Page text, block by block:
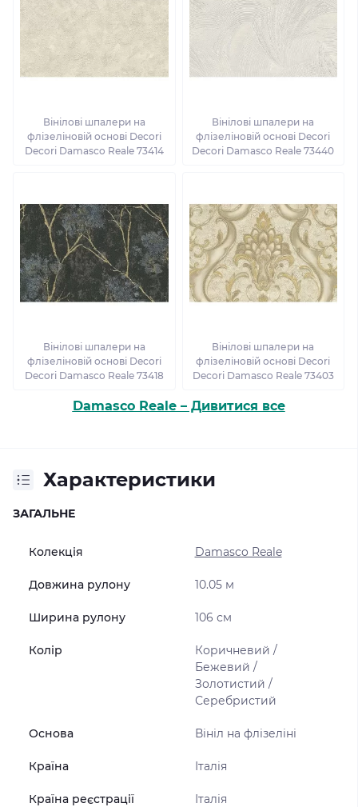
Вінілові шпалери на
флізеліновій основі Decori
Decori Damasco Reale 73414
Вінілові шпалери на
флізеліновій основі Decori
Decori Damasco Reale 73440
Вінілові шпалери на
флізеліновій основі Decori
Decori Damasco Reale 73418
Вінілові шпалери на
флізеліновій основі Decori
Decori Damasco Reale 73403
Damasco Reale – Дивитися все
Характеристики
ЗАГАЛЬНЕ
Колекція Damasco Reale
Довжина рулону 10.05 м
Ширина рулону 106 см
Колір
Коричневий /
Бежевий /
Золотистий /
Серебристий
Основа Вініл на флізеліні
Країна Італія
Країна реєстрації
Італія